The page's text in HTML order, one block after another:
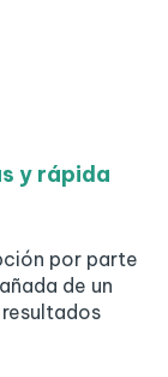
y rápida
por parte
de un